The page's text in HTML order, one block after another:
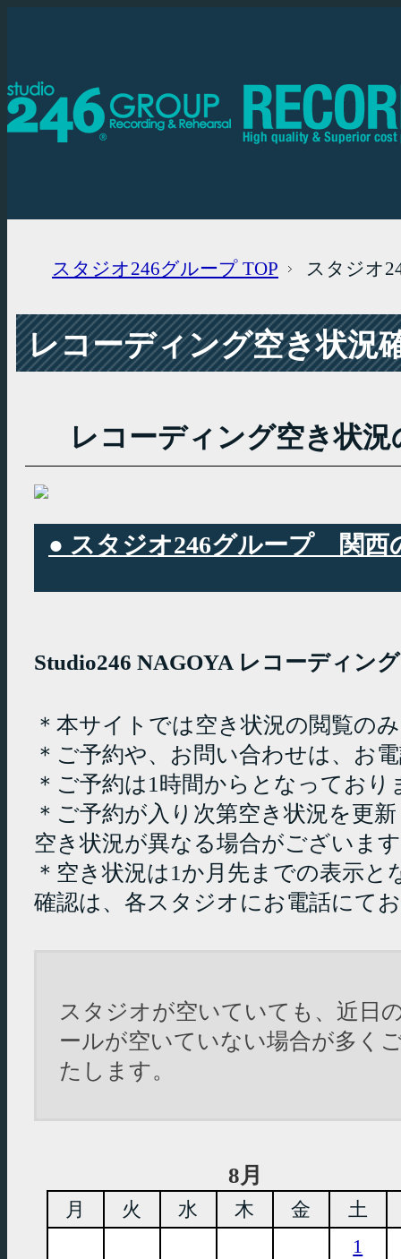
スタジオ246グループ TOP スタジオ
レコーディング空き状況
レコーディング空き状況
● スタジオ246グループ 関西
Studio246 NAGOYA レコーディン
＊本サイトでは空き状況の閲覧の
＊ご予約や、お問い合わせは、お
＊ご予約は1時間からとなっており
＊ご予約が入り次第空き状況を更
空き状況が異なる場合がございま
＊空き状況は1か月先までの表示
確認は、各スタジオにお電話にて
スタジオが空いていても、近日
ールが空いていない場合が多く
たします。
8月
月 火 水 木 金
土
1